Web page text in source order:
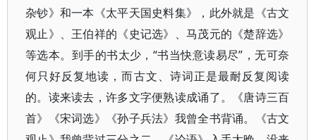
杂钞》和一本《太平天国史料集》，此外就是《古文
观止》、王伯祥的《史记选》、马茂元的《楚辞选》
等选本。到手的书太少，“书当快意读易尽”，无可奈
何只好反复地读，而古文、诗词正是最耐反复阅读
的。读来读去，许多文字便熟读成诵了。《唐诗三百
首》《宋词选》《孙子兵法》我曾全书背诵。《古文